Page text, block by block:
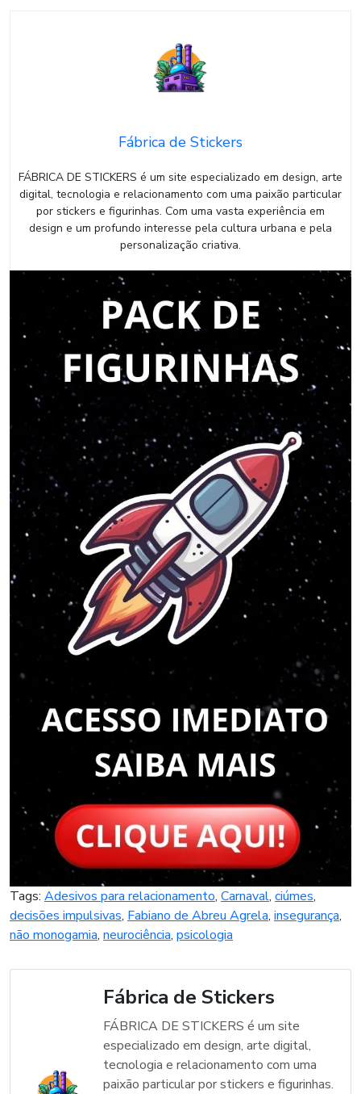
Fábrica de Stickers
FÁBRICA DE STICKERS é um site especializado em design, arte
digital, tecnologia e relacionamento com uma paixão particular
por stickers e figurinhas. Com uma vasta experiência em
design e um profundo interesse pela cultura urbana e pela
personalização criativa.
Tags: Adesivos para relacionamento, Carnaval, ciúmes,
decisões impulsivas, Fabiano de Abreu Agrela, insegurança,
não monogamia, neurociência, psicologia
Fábrica de Stickers
FÁBRICA DE STICKERS é um site
especializado em design, arte digital,
tecnologia e relacionamento com uma
paixão particular por stickers e figurinhas.